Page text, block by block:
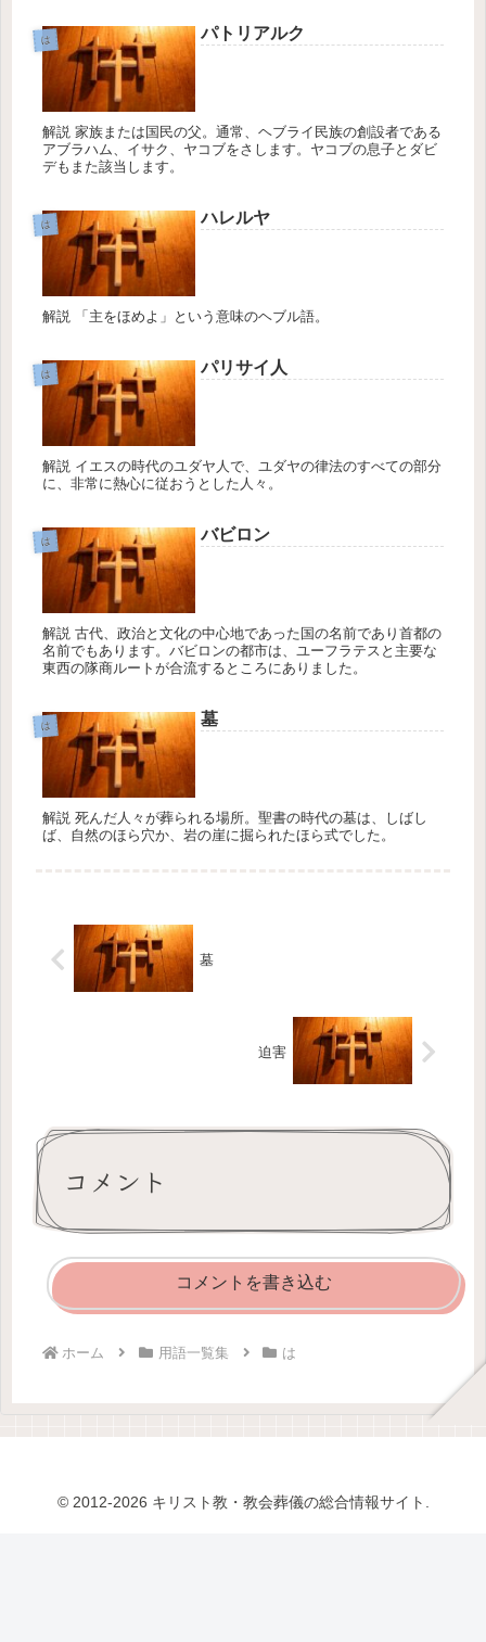
は パトリアルク
解説 家族または国民の父。通常、ヘブライ民族の創設者である
アブラハム、イサク、ヤコブをさします。ヤコブの息子とダビ
デもまた該当します。
は ハレルヤ
解説 「主をほめよ」という意味のヘブル語。
は パリサイ人
解説 イエスの時代のユダヤ人で、ユダヤの律法のすべての部分
に、非常に熱心に従おうとした人々。
は バビロン
解説 古代、政治と文化の中心地であった国の名前であり首都の
名前でもあります。バビロンの都市は、ユーフラテスと主要な
東西の隊商ルートが合流するところにありました。
は 墓
解説 死んだ人々が葬られる場所。聖書の時代の墓は、しばし
ば、自然のほら穴か、岩の崖に掘られたほら式でした。
墓
迫害
コメント
コメントを書き込む
ホーム 用語一覧集 は
© 2012-2026 キリスト教・教会葬儀の総合情報サイト.